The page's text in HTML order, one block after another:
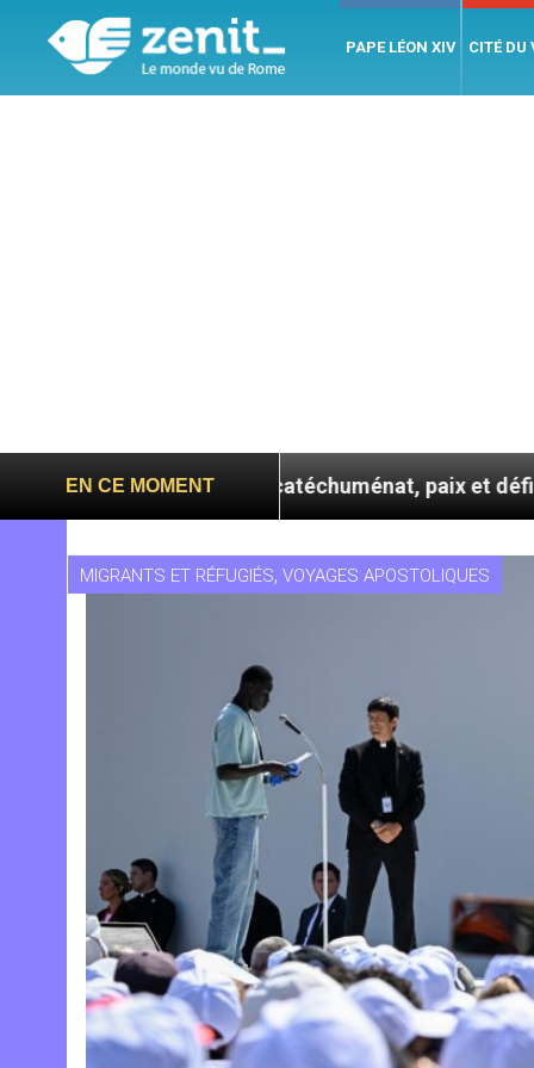
PAPE LÉON XIV CITÉ DU
EN CE MOMENT
: entre catéchuménat, paix et défis migratoires
MIGRANTS ET RÉFUGIÉS, VOYAGES APOSTOLIQUES